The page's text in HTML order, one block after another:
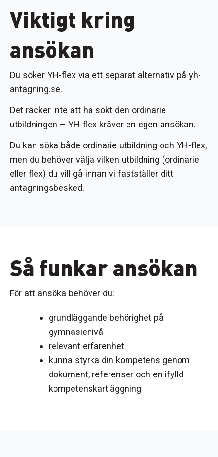
Viktigt kring
ansökan
Du söker YH-flex via ett separat alternativ på yh-
antagning.se.
Det räcker inte att ha sökt den ordinarie
utbildningen – YH-flex kräver en egen ansökan.
Du kan söka både ordinarie utbildning och YH-flex,
men du behöver välja vilken utbildning (ordinarie
eller flex) du vill gå innan vi fastställer ditt
antagningsbesked.
Så funkar ansökan
För att ansöka behöver du:
grundläggande behörighet på
gymnasienivå
relevant erfarenhet
kunna styrka din kompetens genom
dokument, referenser och en ifylld
kompetenskartläggning